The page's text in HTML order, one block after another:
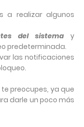
a realizar algunos
del sistema y
predeterminada.
las notificaciones
preocupes, ya que
darle un poco más